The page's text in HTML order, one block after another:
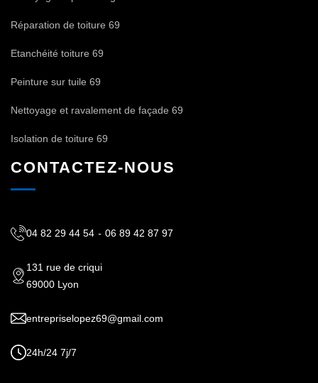
Réparation de toiture 69
Etanchéité toiture 69
Peinture sur tuile 69
Nettoyage et ravalement de façade 69
Isolation de toiture 69
CONTACTEZ-NOUS
04 82 29 44 54 - 06 89 42 87 97
131 rue de criqui
69000 Lyon
entrepriselopez69@gmail.com
24h/24 7j/7